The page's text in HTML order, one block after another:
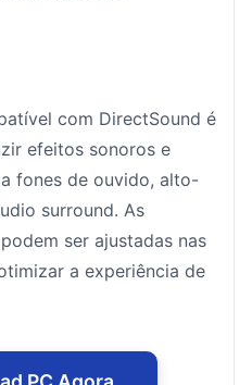
com DirectSound é
efeitos sonoros e
fones de ouvido, alto-
surround. As
ser ajustadas nas
a experiência de